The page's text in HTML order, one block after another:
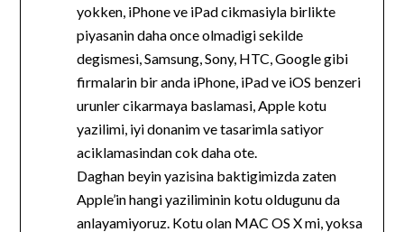
yokken, iPhone ve iPad cikmasiyla birlikte
piyasanin daha once olmadigi sekilde
degismesi, Samsung, Sony, HTC, Google gibi
firmalarin bir anda iPhone, iPad ve iOS benzeri
urunler cikarmaya baslamasi, Apple kotu
yazilimi, iyi donanim ve tasarimla satiyor
aciklamasindan cok daha ote.
Daghan beyin yazisina baktigimizda zaten
Apple’in hangi yaziliminin kotu oldugunu da
anlayamiyoruz. Kotu olan MAC OS X mi, yoksa